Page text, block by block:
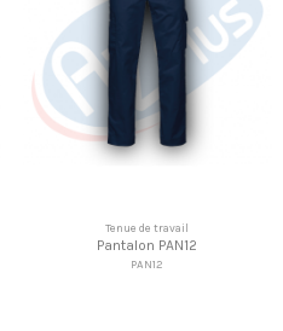
Tenue de travail
Pantalon PAN12
PAN12